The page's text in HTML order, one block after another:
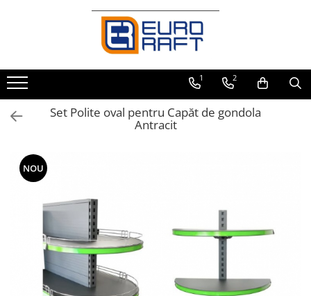
Refrigerare Comercială
Dulapuri Frigorifice 1 2
Set Polite oval pentru Capăt de gondola
Antracit
NOU